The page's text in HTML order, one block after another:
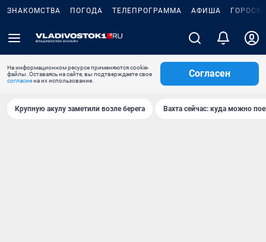
ЗНАКОМСТВА ПОГОДА ТЕЛЕПРОГРАММА АФИША
На информационном ресурсе применяются cookie-
файлы. Оставаясь на сайте, вы подтверждаете свое
согласиена их использование.
Согласен
Крупную акулу заметили возле берега Вахта сейчас: куда можно